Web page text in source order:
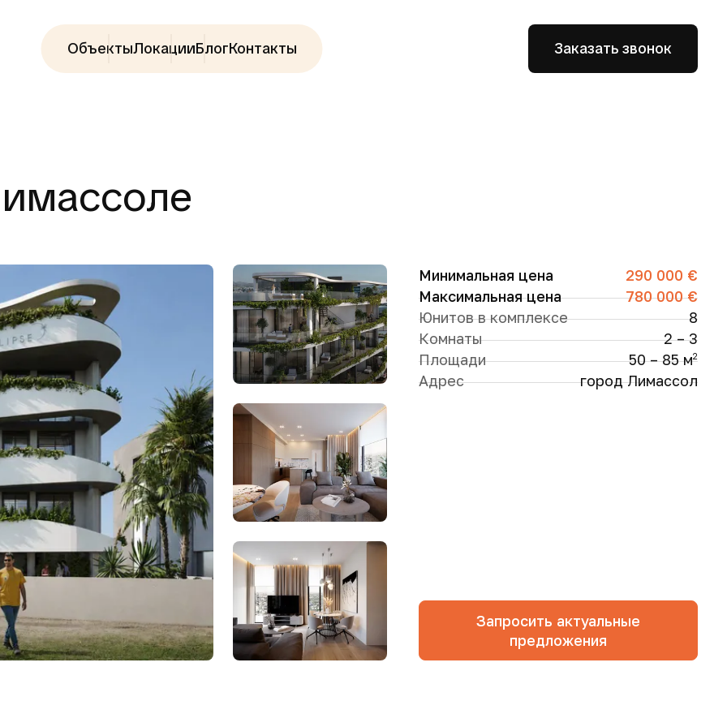
ОбъектыЛокацииБлогКонтакты Заказать звонок
Минимальная цена
290 000 €
Максимальная цена
780 000 €
Юнитов в комплексе
8
Комнаты
2 – 3
Площади
50 – 85 м2
Адрес город Лимассол
Запросить актуальные
предложения